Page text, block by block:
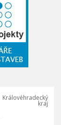
Královéhradecký
kraj